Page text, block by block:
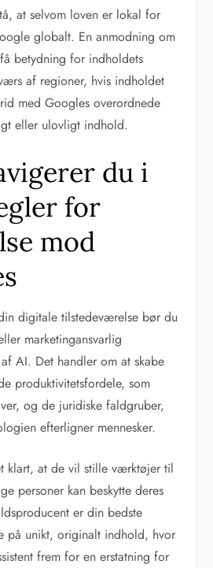
at selvom loven er lokal for
globalt. En anmodning om
betydning for indholdets
af regioner, hvis indholdet
med Googles overordnede
eller ulovligt indhold.
du i
for
mod
digitale tilstedeværelse bør du
marketingansvarlig
AI. Det handler om at skabe
produktivitetsfordele, som
og de juridiske faldgruber,
efterligner mennesker.
klart, at de vil stille værktøjer til
personer kan beskytte deres
er din bedste
på unikt, originalt indhold, hvor
frem for en erstatning for